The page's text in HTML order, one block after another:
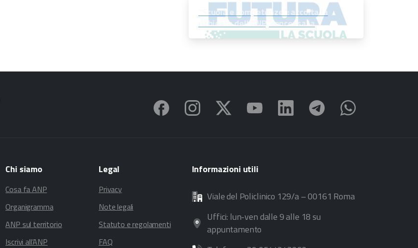
per il 2026/27
“Scuola e competenze”: accolta la
richiesta dell’ANP, concessa la
proroga dei termini
Chi siamo
Cosa fa ANP
Organigramma
ANP sul territorio
Iscrivi all’ANP
Legal
Privacy
Note legali
Statuto e regolamenti
FAQ
Informazioni utili
Viale del Policlinico 129/a – 00161 Roma
Uffici: lun-ven dalle 9 alle 18 su
appuntamento